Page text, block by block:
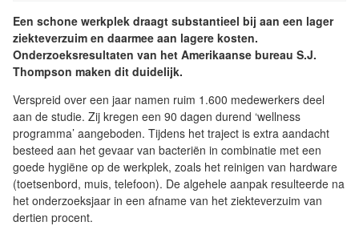
Een schone werkplek draagt substantieel bij aan een lager
ziekteverzuim en daarmee aan lagere kosten.
Onderzoeksresultaten van het Amerikaanse bureau S.J.
Thompson maken dit duidelijk.
Verspreid over een jaar namen ruim 1.600 medewerkers deel
aan de studie. Zij kregen een 90 dagen durend ‘wellness
programma’ aangeboden. Tijdens het traject is extra aandacht
besteed aan het gevaar van bacteriën in combinatie met een
goede hygiëne op de werkplek, zoals het reinigen van hardware
(toetsenbord, muis, telefoon). De algehele aanpak resulteerde na
het onderzoeksjaar in een afname van het ziekteverzuim van
dertien procent.